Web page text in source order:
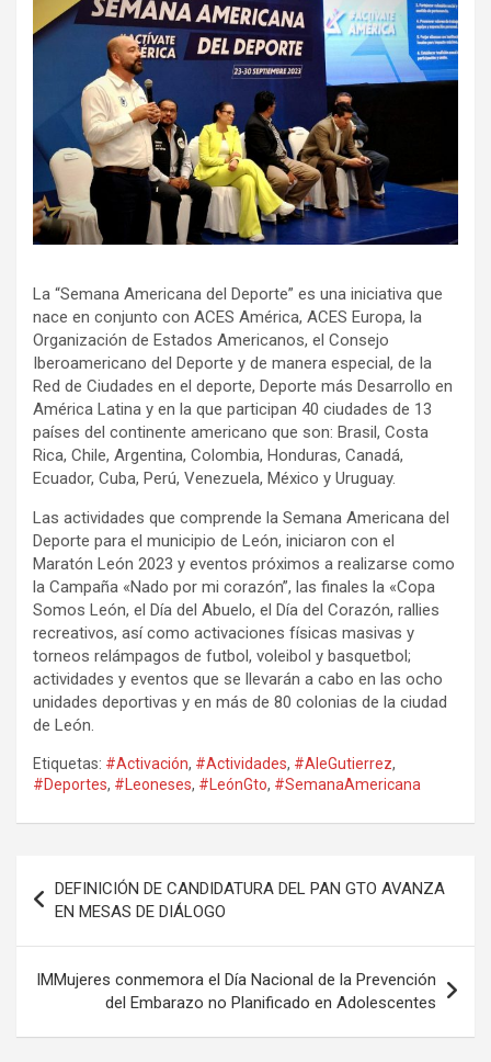
La “Semana Americana del Deporte” es una iniciativa que
nace en conjunto con ACES América, ACES Europa, la
Organización de Estados Americanos, el Consejo
Iberoamericano del Deporte y de manera especial, de la
Red de Ciudades en el deporte, Deporte más Desarrollo en
América Latina y en la que participan 40 ciudades de 13
países del continente americano que son: Brasil, Costa
Rica, Chile, Argentina, Colombia, Honduras, Canadá,
Ecuador, Cuba, Perú, Venezuela, México y Uruguay.
Las actividades que comprende la Semana Americana del
Deporte para el municipio de León, iniciaron con el
Maratón León 2023 y eventos próximos a realizarse como
la Campaña «Nado por mi corazón”, las finales la «Copa
Somos León, el Día del Abuelo, el Día del Corazón, rallies
recreativos, así como activaciones físicas masivas y
torneos relámpagos de futbol, voleibol y basquetbol;
actividades y eventos que se llevarán a cabo en las ocho
unidades deportivas y en más de 80 colonias de la ciudad
de León.
Etiquetas: #Activación, #Actividades, #AleGutierrez,
#Deportes, #Leoneses, #LeónGto, #SemanaAmericana
Navegación
de
entradas
DEFINICIÓN DE CANDIDATURA DEL PAN GTO AVANZA
EN MESAS DE DIÁLOGO
IMMujeres conmemora el Día Nacional de la Prevención
del Embarazo no Planificado en Adolescentes